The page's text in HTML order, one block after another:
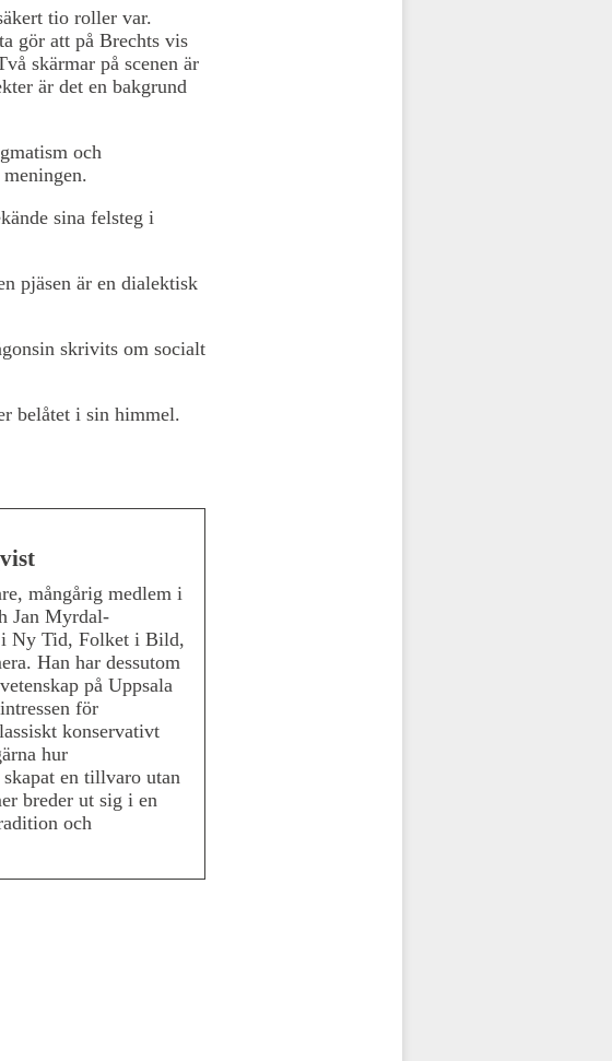
tio roller var.
gör att på Brechts vis
skärmar på scenen är
är det en bakgrund
och
sina felsteg i
pjäsen är en dialektisk
skrivits om socialt
belåtet i sin himmel.
mångårig medlem i
Jan Myrdal-
i Ny Tid, Folket i Bild,
Han har dessutom
på Uppsala
för
konservativt
hur
en tillvaro utan
breder ut sig i en
och